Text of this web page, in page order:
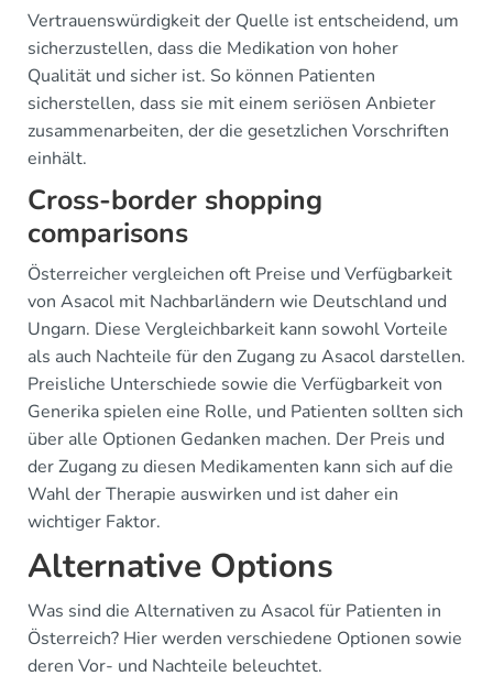
Vertrauenswürdigkeit der Quelle ist entscheidend, um
sicherzustellen, dass die Medikation von hoher
Qualität und sicher ist. So können Patienten
sicherstellen, dass sie mit einem seriösen Anbieter
zusammenarbeiten, der die gesetzlichen Vorschriften
einhält.
Cross-border shopping
comparisons
Österreicher vergleichen oft Preise und Verfügbarkeit
von Asacol mit Nachbarländern wie Deutschland und
Ungarn. Diese Vergleichbarkeit kann sowohl Vorteile
als auch Nachteile für den Zugang zu Asacol darstellen.
Preisliche Unterschiede sowie die Verfügbarkeit von
Generika spielen eine Rolle, und Patienten sollten sich
über alle Optionen Gedanken machen. Der Preis und
der Zugang zu diesen Medikamenten kann sich auf die
Wahl der Therapie auswirken und ist daher ein
wichtiger Faktor.
Alternative Options
Was sind die Alternativen zu Asacol für Patienten in
Österreich? Hier werden verschiedene Optionen sowie
deren Vor- und Nachteile beleuchtet.